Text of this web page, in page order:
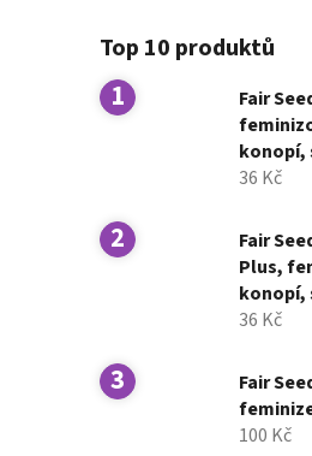
o
s
t
n
n
n
e
Top 10 produktů
Fair
konopí,
36 Kč
Fair
Plus,
konopí,
36 Kč
Fair
100 Kč